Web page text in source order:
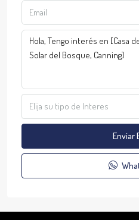
Elija su tipo de Interes
Enviar